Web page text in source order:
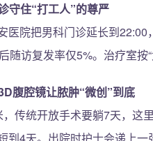
守住“打工人”的尊严
医院把男科门诊延长到
随访复发率仅5%。治疗室
腹腔镜让脓肿“微创”到底
传统开放手术要躺7天，这